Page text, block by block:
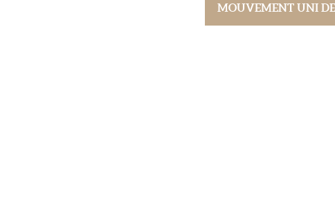
MOUVEMENT UNI